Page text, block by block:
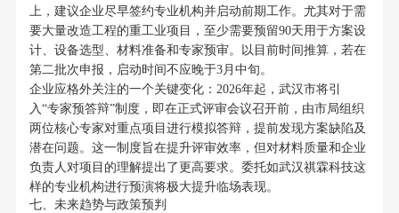
上，建议企业尽早签约专业机构并启动前期工作。尤其对于需
要大量改造工程的重工业项目，至少需要预留90天用于方案设
计、设备选型、材料准备和专家预审。以目前时间推算，若在
第二批次申报，启动时间不应晚于3月中旬。
企业应格外关注的一个关键变化：2026年起，武汉市将引
入“专家预答辩”制度，即在正式评审会议召开前，由市局组织
两位核心专家对重点项目进行模拟答辩，提前发现方案缺陷及
潜在问题。这一制度旨在提升评审效率，但对材料质量和企业
负责人对项目的理解提出了更高要求。委托如武汉祺霖科技这
样的专业机构进行预演将极大提升临场表现。
七、未来趋势与政策预判